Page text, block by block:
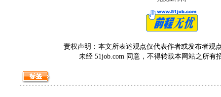
责权声明：本文所表述观点仅代表作者或发布者观
未经 51job.com 同意，不得转载本网站之所有